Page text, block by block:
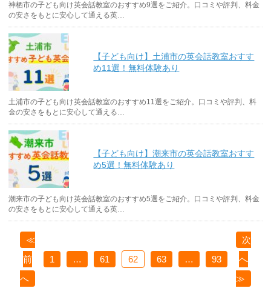
神栖市の子ども向け英会話教室のおすすめ9選をご紹介。口コミや評判、料金
の安さをもとに安心して通える英…
【子ども向け】土浦市の英会話教室おすす
め11選！無料体験あり
土浦市の子ども向け英会話教室のおすすめ11選をご紹介。口コミや評判、料
金の安さをもとに安心して通える…
【子ども向け】潮来市の英会話教室おすす
め5選！無料体験あり
潮来市の子ども向け英会話教室のおすすめ5選をご紹介。口コミや評判、料金
の安さをもとに安心して通える英…
≪
前
へ
1 … 61 62 63 … 93
次
へ
≫